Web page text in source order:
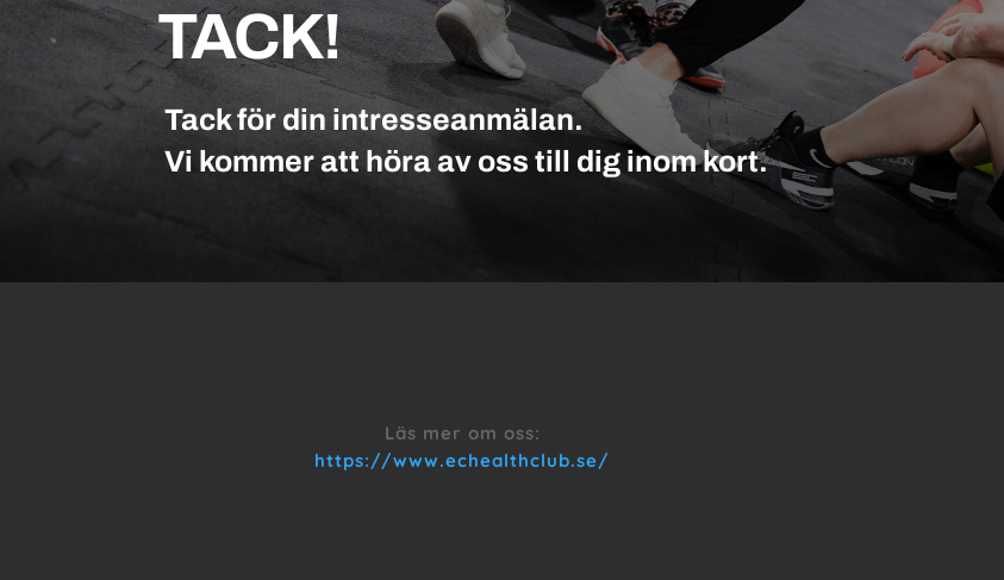
TACK!
Tack för din intresseanmälan.
Vi kommer att höra av oss till dig inom kort.
Läs mer om oss:
https://www.echealthclub.se/